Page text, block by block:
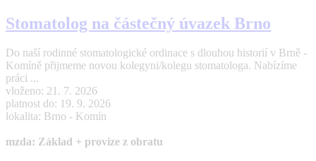
Stomatolog na částečný úvazek Brno
Do naší rodinné stomatologické ordinace s dlouhou historií v Brně -
Komíně přijmeme novou kolegyni/kolegu stomatologa. Nabízíme
práci ...
vloženo: 21. 7. 2026
platnost do: 19. 9. 2026
lokalita: Brno - Komín
mzda: Základ + provize z obratu